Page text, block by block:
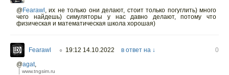
@Fearawl их не только они делают, стоит только погуглить) много
чего найдешь) симуляторы у нас давно делают, потому что
физическая и математическая школа хорошая)
Fearawl ○ 19:12 14.10.2022 в ответ на ↓
0
@agat,
www.tngsim.ru